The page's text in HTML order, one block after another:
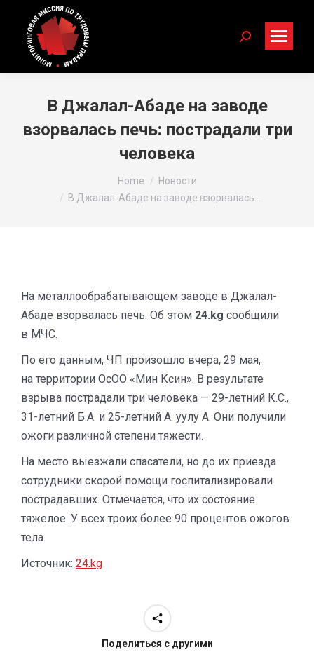
Search:
В Джалал-Абаде на заводе
взорвалась печь: пострадали три
человека
Home
Новости
В Джалал-Абаде на заводе взорвалась…
На металлообрабатывающем заводе в Джалал-
Абаде взорвалась печь. Об этом 24.kg сообщили
в МЧС.
По его данным, ЧП произошло вчера, 29 мая,
на территории ОсОО «Мин Ксин». В результате
взрыва пострадали три человека — 29-летний К.С.,
31-летний Б.А. и 25-летний А. уулу А. Они получили
ожоги различной степени тяжести.
На место выезжали спасатели, но до их приезда
сотрудники скорой помощи госпитализировали
пострадавших. Отмечается, что их состояние
тяжелое. У всех троих более 90 процентов ожогов
тела.
Источник: 24.kg
Поделиться с другими